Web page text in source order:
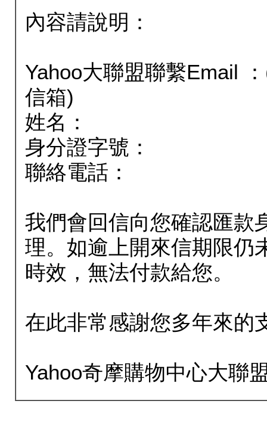
內容請說明：
Yahoo大聯盟聯繫Email
信箱)
姓名：
身分證字號：
聯絡電話：
我們會回信向您確認匯款
理。如逾上開來信期限仍
時效，無法付款給您。
在此非常感謝您多年來的
Yahoo奇摩購物中心大